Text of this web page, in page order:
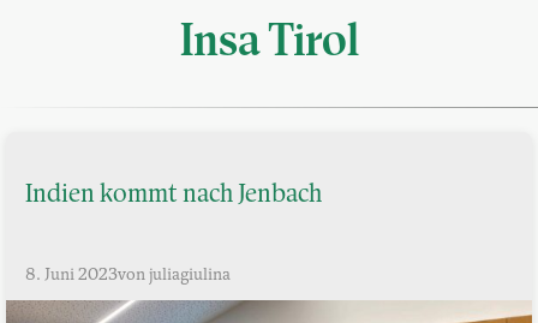
Insa Tirol
Indien kommt nach Jenbach
8. Juni 2023von juliagiulina